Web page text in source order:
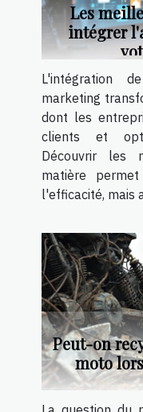
Les
intégrer
L'intégration
marketing
dont les
clients et
Découvrir les
matière
l'efficacité, mais
Peut-on
moto